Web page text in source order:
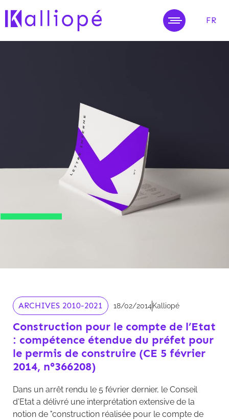
FR
ARCHIVES 2010-2021 18/02/2014Kalliopé
Construction pour le compte de l’Etat
: compétence étendue du préfet pour
le permis de construire (CE 5 février
2014, n°366208)
Dans un arrêt rendu le 5 février dernier, le Conseil
d'Etat a délivré une interprétation extensive de la
notion de "construction réalisée pour le compte de